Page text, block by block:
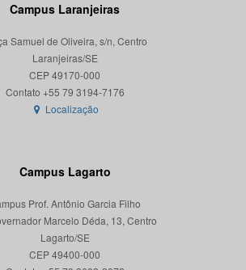
Campus Laranjeiras
Samuel de Oliveira, s/n, Centro
Laranjeiras/SE
CEP 49170-000
Localização
Campus Lagarto
Prof. Antônio Garcia Filho
Marcelo Déda, 13, Centro
Lagarto/SE
CEP 49400-000